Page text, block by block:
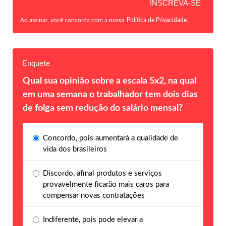
Ao assinar, você concorda com a nossa Política de Privacidade
Enquete
Qual sua opinião sobre a escala 5x2, na qual
em uma semana o trabalhador tem dois dias
de folga sem redução do salário mensal?
Concordo, pois aumentará a qualidade de
vida dos brasileiros
Discordo, afinal produtos e serviços
provavelmente ficarão mais caros para
compensar novas contratações
Indiferente, pois pode elevar a